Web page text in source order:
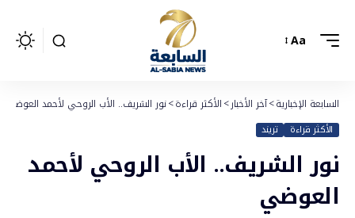
Aa
السابعة الإخبارية>آخر الأخبار>الأكثر قراءة>نور الشريف.. الأب الروحي لأحمد العوضي
الأكثر قراءة تريند
نور الشريف.. الأب الروحي لأحمد
العوضي